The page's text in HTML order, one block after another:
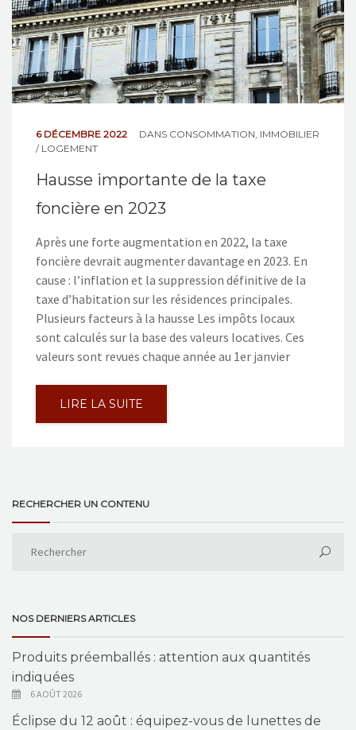
6 DÉCEMBRE 2022 DANS CONSOMMATION, IMMOBILIER
/ LOGEMENT
Hausse importante de la taxe
foncière en 2023
Après une forte augmentation en 2022, la taxe
foncière devrait augmenter davantage en 2023. En
cause : l’inflation et la suppression définitive de la
taxe d’habitation sur les résidences principales.
Plusieurs facteurs à la hausse Les impôts locaux
sont calculés sur la base des valeurs locatives. Ces
valeurs sont revues chaque année au 1er janvier
LIRE LA SUITE
RECHERCHER UN CONTENU
NOS DERNIERS ARTICLES
Produits préemballés : attention aux quantités
indiquées
6 AOÛT 2026
Éclipse du 12 août : équipez-vous de lunettes de